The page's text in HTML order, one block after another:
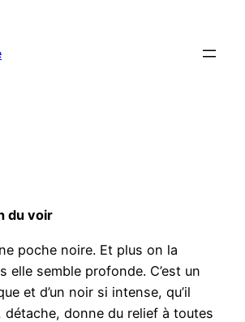
du voir
poche noire. Et plus on la
elle semble profonde. C’est un
et d’un noir si intense, qu’il
détache, donne du relief à toutes